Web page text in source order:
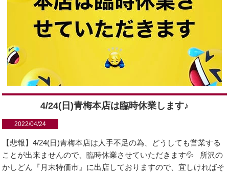
4/24(日)青梅本店は臨時休業します♪
2022/04/24
【悲報】4/24(日)青梅本店は人手不足の為、どうしても営業する
ことが出来ませんので、臨時休業させていただきます💦 所沢の
かしどん『月末特価市』に出店しておりますので、宜しければそ